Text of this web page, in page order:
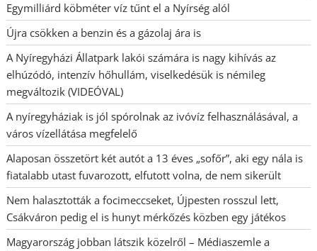
Egymilliárd köbméter víz tűnt el a Nyírség alól
Újra csökken a benzin és a gázolaj ára is
A Nyíregyházi Állatpark lakói számára is nagy kihívás az
elhúzódó, intenzív hőhullám, viselkedésük is némileg
megváltozik (VIDEÓVAL)
A nyíregyháziak is jól spórolnak az ivóvíz felhasználásával, a
város vízellátása megfelelő
Alaposan összetört két autót a 13 éves „sofőr”, aki egy nála is
fiatalabb utast fuvarozott, elfutott volna, de nem sikerült
Nem halasztották a focimeccseket, Újpesten rosszul lett,
Csákváron pedig el is hunyt mérkőzés közben egy játékos
Magyarország jobban látszik közelről – Médiaszemle a